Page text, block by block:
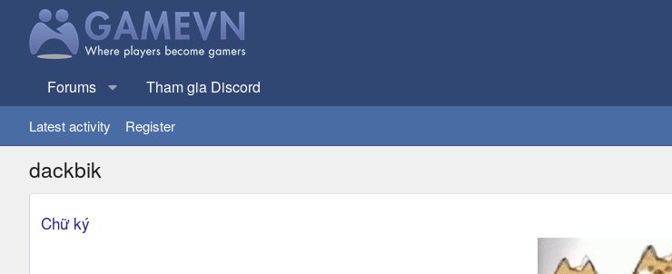
Forums Tham gia Discord
Latest activity Register
dackbik
Chữ ký